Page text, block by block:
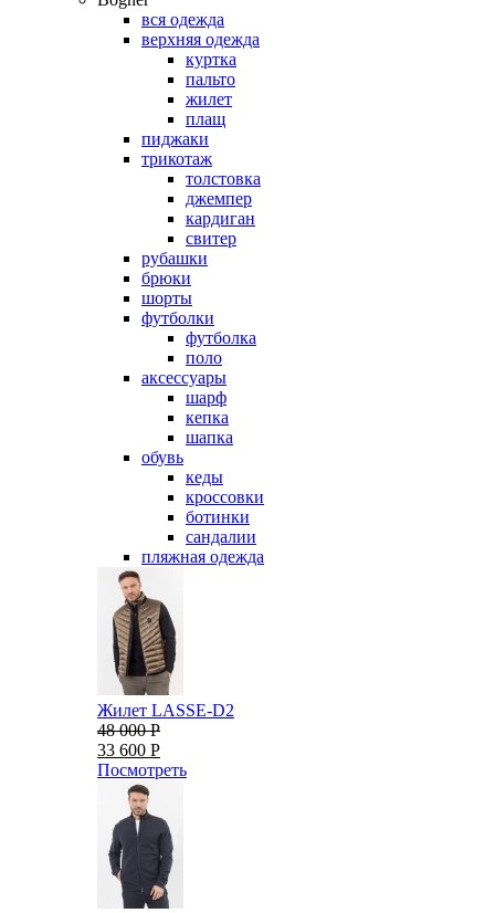
вся одежда
верхняя одежда
куртка
пальто
жилет
плащ
пиджаки
трикотаж
толстовка
джемпер
кардиган
свитер
рубашки
брюки
шорты
футболки
футболка
поло
аксессуары
шарф
кепка
шапка
обувь
кеды
кроссовки
ботинки
сандалии
пляжная одежда
Жилет LASSE-D2
48 000 Р
33 600 Р
Посмотреть